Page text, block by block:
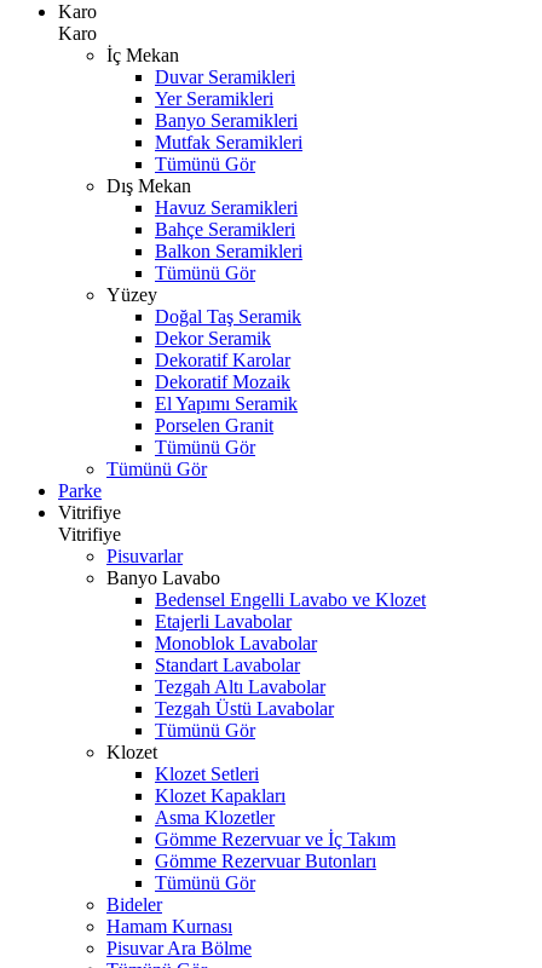
Karo
Karo
İç Mekan
Duvar Seramikleri
Yer Seramikleri
Banyo Seramikleri
Mutfak Seramikleri
Tümünü Gör
Dış Mekan
Havuz Seramikleri
Bahçe Seramikleri
Balkon Seramikleri
Tümünü Gör
Yüzey
Doğal Taş Seramik
Dekor Seramik
Dekoratif Karolar
Dekoratif Mozaik
El Yapımı Seramik
Porselen Granit
Tümünü Gör
Tümünü Gör
Parke
Vitrifiye
Vitrifiye
Pisuvarlar
Banyo Lavabo
Bedensel Engelli Lavabo ve Klozet
Etajerli Lavabolar
Monoblok Lavabolar
Standart Lavabolar
Tezgah Altı Lavabolar
Tezgah Üstü Lavabolar
Tümünü Gör
Klozet
Klozet Setleri
Klozet Kapakları
Asma Klozetler
Gömme Rezervuar ve İç Takım
Gömme Rezervuar Butonları
Tümünü Gör
Bideler
Hamam Kurnası
Pisuvar Ara Bölme